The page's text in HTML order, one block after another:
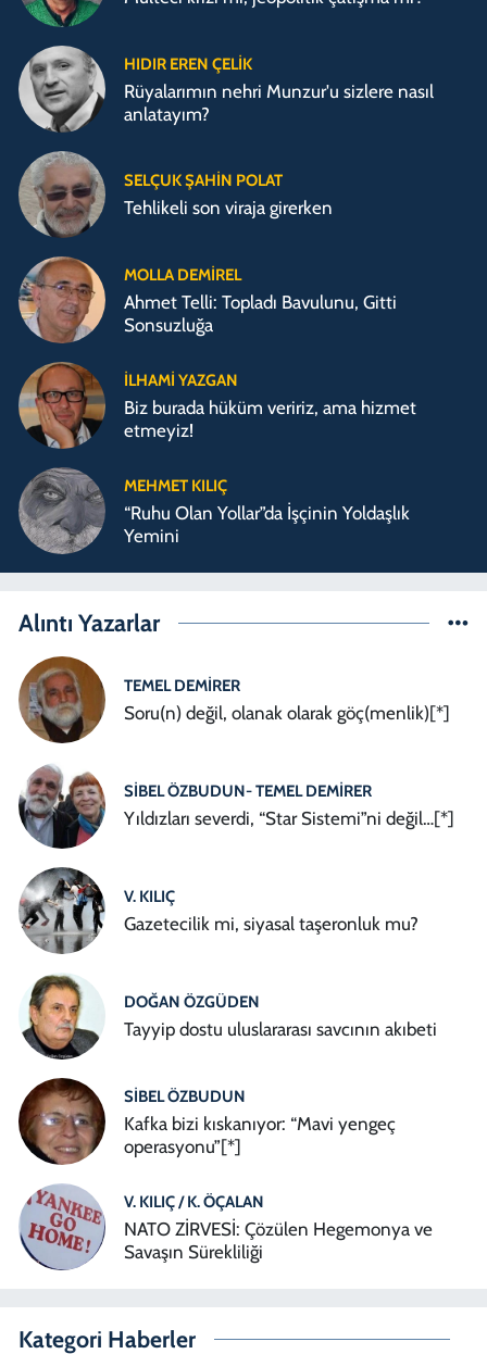
HIDIR EREN ÇELIK
Rüyalarımın nehri Munzur'u sizlere nasıl
anlatayım?
SELÇUK ŞAHIN POLAT
Tehlikeli son viraja girerken
MOLLA DEMIREL
Ahmet Telli: Topladı Bavulunu, Gitti
Sonsuzluğa
İLHAMI YAZGAN
Biz burada hüküm veririz, ama hizmet
etmeyiz!
MEHMET KILIÇ
“Ruhu Olan Yollar”da İşçinin Yoldaşlık
Yemini
Alıntı Yazarlar
TEMEL DEMIRER
Soru(n) değil, olanak olarak göç(menlik)[*]
SIBEL ÖZBUDUN- TEMEL DEMIRER
Yıldızları severdi, “Star Sistemi”ni değil…[*]
V. KILIÇ
Gazetecilik mi, siyasal taşeronluk mu?
DOĞAN ÖZGÜDEN
Tayyip dostu uluslararası savcının akıbeti
SIBEL ÖZBUDUN
Kafka bizi kıskanıyor: “Mavi yengeç
operasyonu”[*]
V. KILIÇ / K. ÖÇALAN
NATO ZİRVESİ: Çözülen Hegemonya ve
Savaşın Sürekliliği
Kategori Haberler